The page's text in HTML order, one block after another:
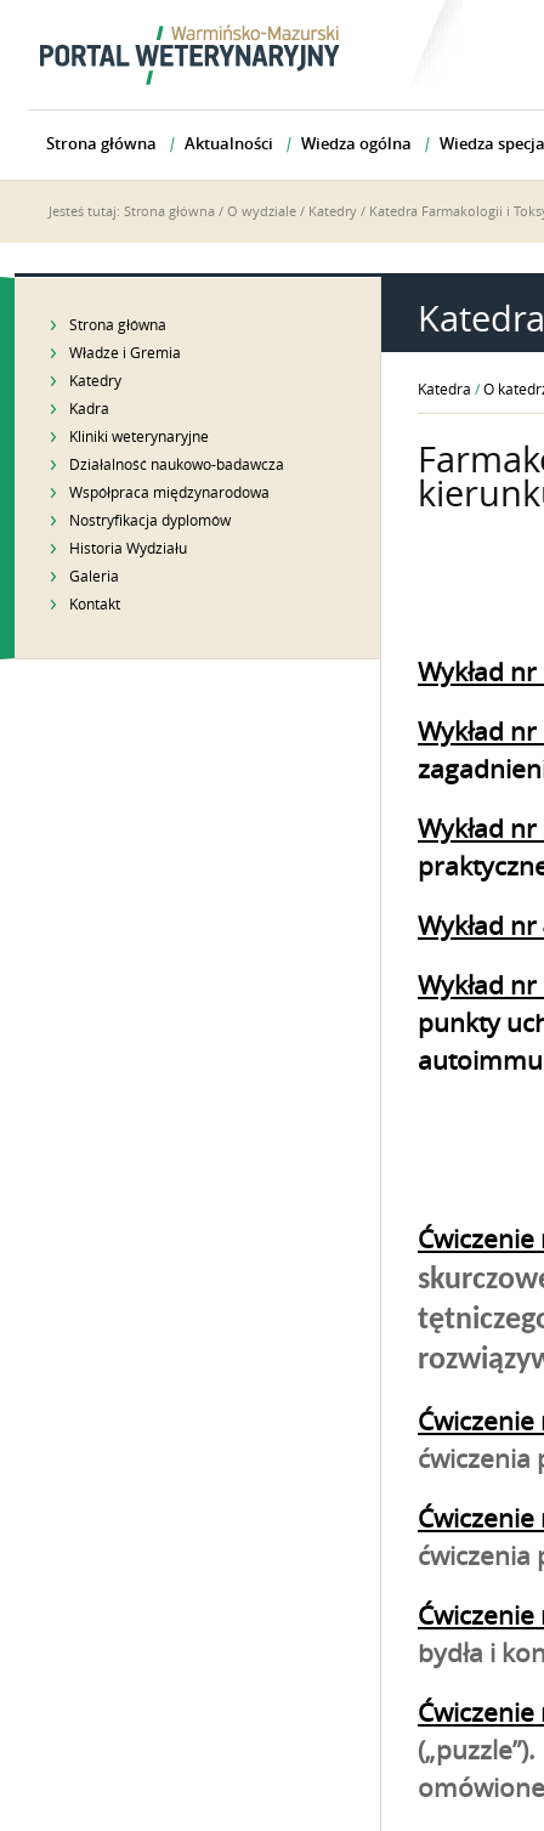
Strona główna Aktualności Wiedza ogólna Wiedza
Jesteś tutaj: Strona główna / O wydziale / Katedry / Katedra Farmakologii i
Strona główna
Władze i Gremia
Katedry
Kadra
Kliniki weterynaryjne
Działalność naukowo-badawcza
Współpraca międzynarodowa
Nostryfikacja dyplomów
Historia Wydziału
Galeria
Kontakt
Katedra / O
Wykład nr
Wykład nr
Wykład nr
Wykład nr
Wykład nr
punkty
Ćwiczenie
Ćwiczenie
ćwiczenia
Ćwiczenie
ćwiczenia
Ćwiczenie
bydła i
Ćwiczenie